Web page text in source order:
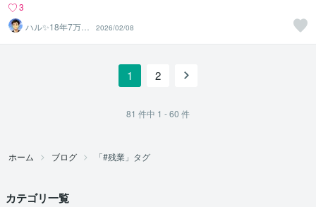
3
ハル✨18年7万人
以上の実績×書籍
著者
2026/02/08
1 2
81 件中 1 - 60 件
ホーム ブログ 「#残業」タグ
カテゴリ一覧